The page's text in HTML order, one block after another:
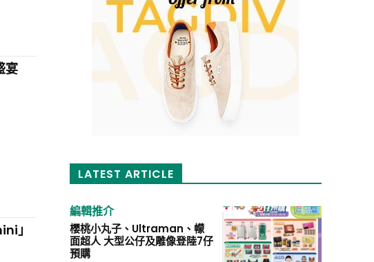
宴
」
LATEST ARTICLE
編輯推介
櫻桃小丸子、Ultraman、幪
面超人 大型公仔及雕像登陸7仔
預購